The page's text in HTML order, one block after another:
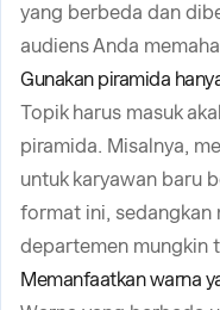
yang berbeda dan
audiens Anda
Gunakan piramida
Topik harus masuk
piramida. Misalnya,
untuk karyawan baru
format ini, sedangkan
departemen mungkin
Memanfaatkan warna